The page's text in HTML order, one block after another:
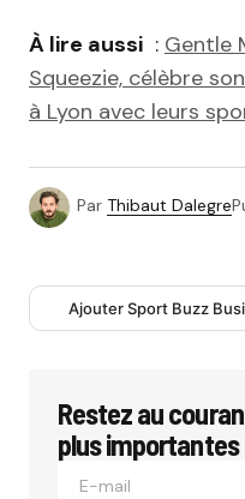
À lire aussi : Gentle
Squeezie, célèbre
à Lyon avec leurs
Par Thibaut Dalegre
Ajouter Sport Buzz
Restez au
plus